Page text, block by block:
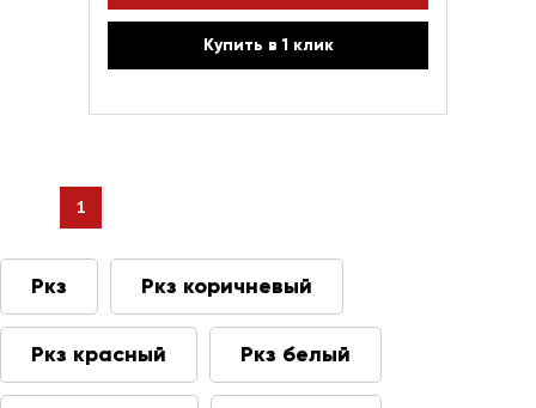
Купить в 1 клик
1
Ркз Ркз коричневый
Ркз красный Ркз белый